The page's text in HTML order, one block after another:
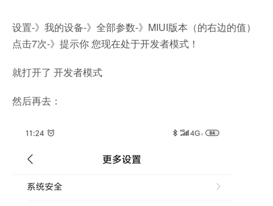
设置-》我的设备-》全部参数-》MIUI版本（的右边的值）
点击7次-》提示你 您现在处于开发者模式！
就打开了 开发者模式
然后再去：